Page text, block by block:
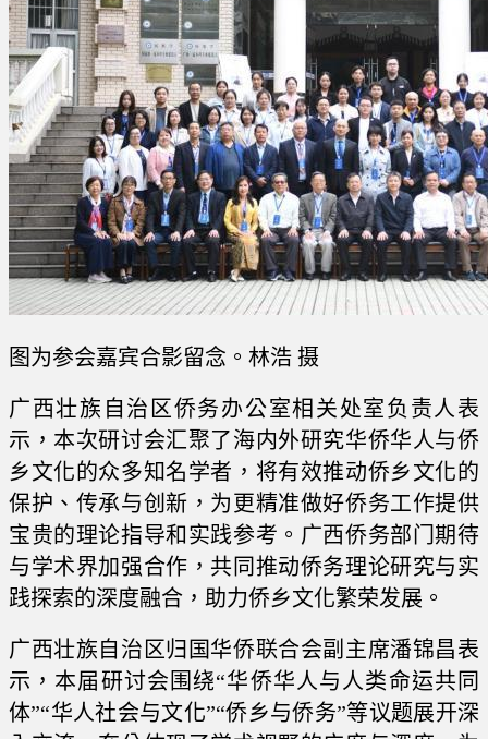
图为参会嘉宾合影留念。林浩 摄
广西壮族自治区侨务办公室相关处室负责人表
示，本次研讨会汇聚了海内外研究华侨华人与侨
乡文化的众多知名学者，将有效推动侨乡文化的
保护、传承与创新，为更精准做好侨务工作提供
宝贵的理论指导和实践参考。广西侨务部门期待
与学术界加强合作，共同推动侨务理论研究与实
践探索的深度融合，助力侨乡文化繁荣发展。
广西壮族自治区归国华侨联合会副主席潘锦昌表
示，本届研讨会围绕“华侨华人与人类命运共同
体”“华人社会与文化”“侨乡与侨务”等议题展开深